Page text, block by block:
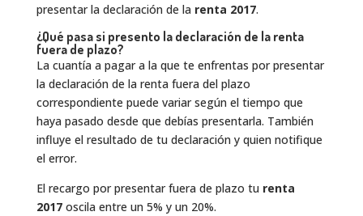
presentar la declaración de la renta 2017.
¿Qué pasa si presento la declaración de la renta
fuera de plazo?
La cuantía a pagar a la que te enfrentas por presentar
la declaración de la renta fuera del plazo
correspondiente puede variar según el tiempo que
haya pasado desde que debías presentarla. También
influye el resultado de tu declaración y quien notifique
el error.
El recargo por presentar fuera de plazo tu renta
2017oscila entre un 5% y un 20%.